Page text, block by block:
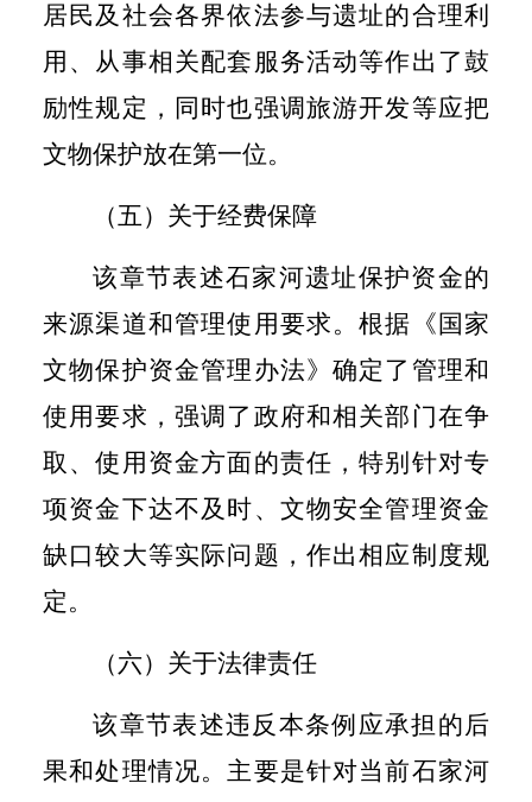
居民及社会各界依法参与遗址的合理利
用、从事相关配套服务活动等作出了鼓
励性规定，同时也强调旅游开发等应把
文物保护放在第一位。
（五）关于经费保障
该章节表述石家河遗址保护资金的
来源渠道和管理使用要求。根据《国家
文物保护资金管理办法》确定了管理和
使用要求，强调了政府和相关部门在争
取、使用资金方面的责任，特别针对专
项资金下达不及时、文物安全管理资金
缺口较大等实际问题，作出相应制度规
定。
（六）关于法律责任
该章节表述违反本条例应承担的后
果和处理情况。主要是针对当前石家河